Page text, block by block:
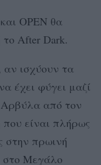
OPEN θα
After Dark.
αν ισχύουν τα
έχει φύγει μαζί
από τον
είναι πλήρως
στην πρωινή
στο Μεγάλο